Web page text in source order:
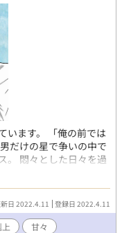
います。 「俺の前では
だけの星で争いの中で
。 悶々とした日々を過
現れる。 初対面にもか
奥底に踏み込まれ……
兵の下剋上SFストーリ
日 2022.4.11 登録日 2022.4.11
甘々